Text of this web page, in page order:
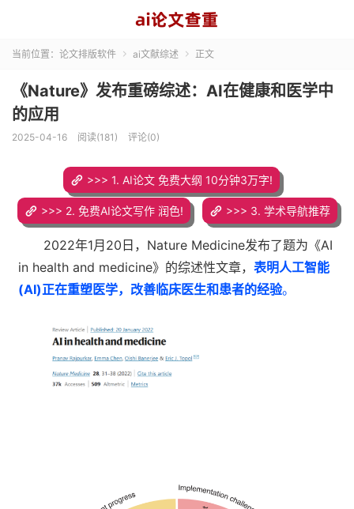
当前位置： 论文排版软件  ai文献综述  正文
《Nature》发布重磅综述：AI在健康和医学中
的应用
2025-04-16 阅读(181) 评论(0)
>>> 1. AI论文 免费大纲 10分钟3万字!
>>> 2. 免费AI论文写作 润色! >>> 3. 学术导航推荐
2022年1月20日，Nature Medicine发布了题为《AI
in health and medicine》的综述性文章， 表明人工智能
(AI)正在重塑医学，改善临床医生和患者的经验。